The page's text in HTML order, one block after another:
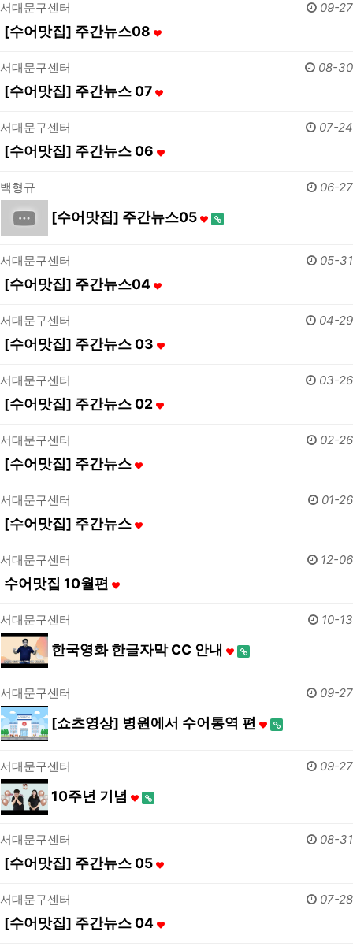
서대문구센터 09-27
[수어맛집] 주간뉴스08
서대문구센터 08-30
[수어맛집] 주간뉴스 07
서대문구센터 07-24
[수어맛집] 주간뉴스 06
백형규 06-27
[수어맛집] 주간뉴스05
서대문구센터 05-31
[수어맛집] 주간뉴스04
서대문구센터 04-29
[수어맛집] 주간뉴스 03
서대문구센터 03-26
[수어맛집] 주간뉴스 02
서대문구센터 02-26
[수어맛집] 주간뉴스
서대문구센터 01-26
[수어맛집] 주간뉴스
서대문구센터 12-06
수어맛집 10월편
서대문구센터 10-13
한국영화 한글자막 CC 안내
서대문구센터 09-27
[쇼츠영상] 병원에서 수어통역 편
서대문구센터 09-27
10주년 기념
서대문구센터 08-31
[수어맛집] 주간뉴스 05
서대문구센터 07-28
[수어맛집] 주간뉴스 04